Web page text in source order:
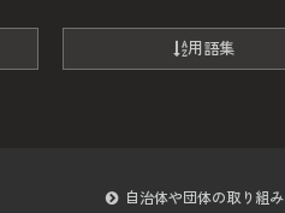
用語集
自治体や団体の取り組み